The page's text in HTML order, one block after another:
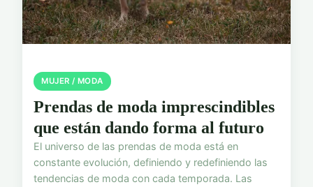
MUJER / MODA
Prendas de moda imprescindibles
que están dando forma al futuro
El universo de las prendas de moda está en
constante evolución, definiendo y redefiniendo las
tendencias de moda con cada temporada. Las